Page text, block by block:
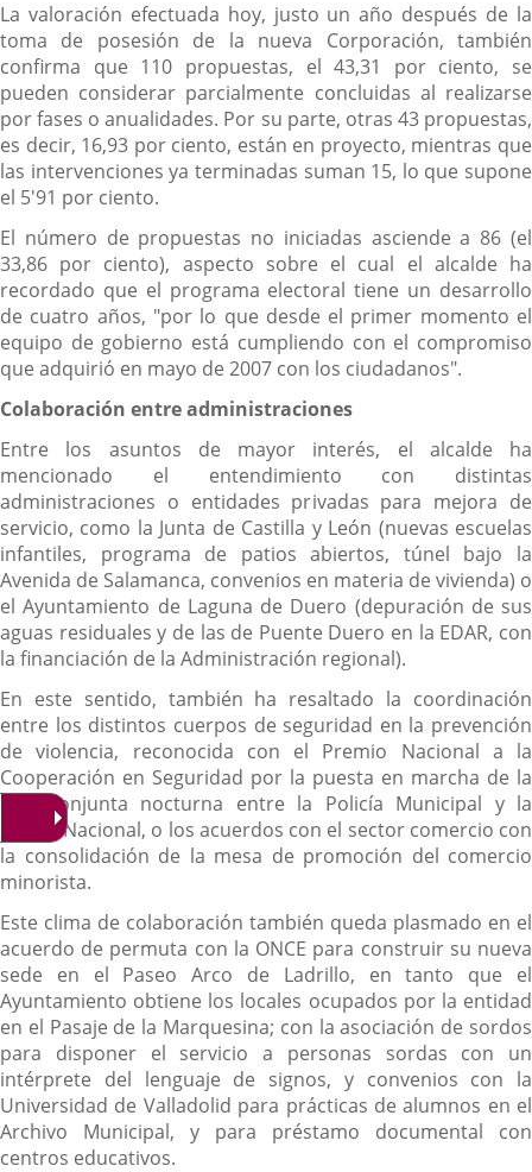
La valoración efectuada hoy, justo un año después de la
toma de posesión de la nueva Corporación, también
confirma que 110 propuestas, el 43,31 por ciento, se
pueden considerar parcialmente concluidas al realizarse
por fases o anualidades. Por su parte, otras 43 propuestas,
es decir, 16,93 por ciento, están en proyecto, mientras que
las intervenciones ya terminadas suman 15, lo que supone
el 5'91 por ciento.
El número de propuestas no iniciadas asciende a 86 (el
33,86 por ciento), aspecto sobre el cual el alcalde ha
recordado que el programa electoral tiene un desarrollo
de cuatro años, "por lo que desde el primer momento el
equipo de gobierno está cumpliendo con el compromiso
que adquirió en mayo de 2007 con los ciudadanos".
Colaboración entre administraciones
Entre los asuntos de mayor interés, el alcalde ha
mencionado el entendimiento con distintas
administraciones o entidades privadas para mejora de
servicio, como la Junta de Castilla y León (nuevas escuelas
infantiles, programa de patios abiertos, túnel bajo la
Avenida de Salamanca, convenios en materia de vivienda) o
el Ayuntamiento de Laguna de Duero (depuración de sus
aguas residuales y de las de Puente Duero en la EDAR, con
la financiación de la Administración regional).
En este sentido, también ha resaltado la coordinación
entre los distintos cuerpos de seguridad en la prevención
de violencia, reconocida con el Premio Nacional a la
Cooperación en Seguridad por la puesta en marcha de la
sala conjunta nocturna entre la Policía Municipal y la
Policía Nacional, o los acuerdos con el sector comercio con
la consolidación de la mesa de promoción del comercio
minorista.
Este clima de colaboración también queda plasmado en el
acuerdo de permuta con la ONCE para construir su nueva
sede en el Paseo Arco de Ladrillo, en tanto que el
Ayuntamiento obtiene los locales ocupados por la entidad
en el Pasaje de la Marquesina; con la asociación de sordos
para disponer el servicio a personas sordas con un
intérprete del lenguaje de signos, y convenios con la
Universidad de Valladolid para prácticas de alumnos en el
Archivo Municipal, y para préstamo documental con
centros educativos.